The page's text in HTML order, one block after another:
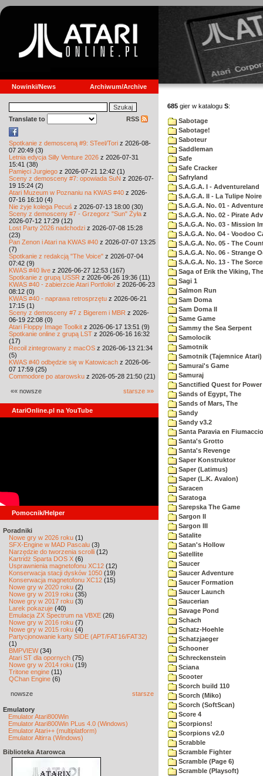
Nowinki/News Archiwum/Archive
Translate to RSS
Spotkanie z demosceną #9: STeel/Tori z 2026-08-
07 20:49 (3)
Letnia edycja Silly Venture 2026 z 2026-07-31
15:41 (38)
Pamięci Jurgiego z 2026-07-21 12:42 (1)
Sceny z demosceny #7: opowiada SuN z 2026-07-
19 15:24 (2)
Atari Muzeum w Poznaniu na KWAS #40 z 2026-
07-16 16:10 (4)
Nie żyje kolega Pecuś z 2026-07-13 18:00 (30)
Sceny z demosceny #7 - Grzegorz "Sun" Żyła z
2026-07-12 17:29 (12)
Lost Party 2026 nadchodzi z 2026-07-08 15:28
(23)
Pan Zenon i Atari na KWAS #40 z 2026-07-07 13:25
(7)
Spotkanie z redakcją "The Voice" z 2026-07-04
07:42 (9)
KWAS #40 live z 2026-06-27 12:53 (167)
Spotkanie z grupą USSR z 2026-06-26 19:36 (11)
KWAS #40 - zabierzcie Atari Portfolio! z 2026-06-23
08:12 (0)
KWAS #40 - naprawa retrosprzętu z 2026-06-21
17:15 (1)
Sceny z demosceny #7 z Bigerem i MBR z 2026-
06-19 22:08 (0)
Atari Floppy Image Toolkit z 2026-06-17 13:51 (9)
Spotkanie online z grupą LST z 2026-06-16 16:32
(17)
Recoil zintegrowany z macOS z 2026-06-13 21:34
(5)
KWAS #40 odbędzie się w Katowicach z 2026-06-
07 17:59 (25)
Commodore po atarowsku z 2026-05-28 21:50 (21)
«« nowsze starsze »»
AtariOnline.pl na YouTube
Pomocnik/Helper
Poradniki
Nowe gry w 2026 roku (1)
SFX-Engine w MAD Pascalu (3)
Narzędzie do tworzenia scrolli (12)
Kartridż Sparta DOS X (6)
Usprawnienia magnetofonu XC12 (12)
Konserwacja stacji dysków 1050 (19)
Konserwacja magnetofonu XC12 (15)
Nowe gry w 2020 roku (2)
Nowe gry w 2019 roku (35)
Nowe gry w 2017 roku (3)
Larek pokazuje (40)
Emulacja ZX Spectrum na VBXE (26)
Nowe gry w 2016 roku (7)
Nowe gry w 2015 roku (4)
Partycjonowanie karty SIDE (APT/FAT16/FAT32)
(1)
BMPVIEW(34)
Atari ST dla opornych (75)
Nowe gry w 2014 roku (19)
Tritone engine (11)
QChan Engine (6)
nowsze starsze
Emulatory
Emulator Atari800Win
Emulator Atari800Win PLus 4.0 (Windows)
Emulator Atari++ (multiplatform)
Emulator Altirra (Windows)
Biblioteka Atarowca
685 gier w katalogu S:
Sabotage
Sabotage!
Saboteur
Saddleman
Safe
Safe Cracker
Safryland
S.A.G.A. I - Adventureland
S.A.G.A. II - La Tulipe Noire
S.A.G.A. No. 01 -
S.A.G.A. No. 02 - Pirate
S.A.G.A. No. 03 - Mission
S.A.G.A. No. 04 - Voodoo
S.A.G.A. No. 05 - The
S.A.G.A. No. 06 - Strange
S.A.G.A. No. 13 - The
Saga of Erik the Viking, The
Sagi 1
Salmon Run
Sam Doma
Sam Doma II
Same Game
Sammy the Sea Serpent
Samolocik
Samotnik
Samotnik (Tajemnice Atari)
Samurai's Game
Samuraj
Sanctified Quest for Power
Sands of Egypt, The
Sands of Mars, The
Sandy
Sandy v3.2
Santa Paravia en Fiumaccio
Santa's Grotto
Santa's Revenge
Saper Konstruktor
Saper (Latimus)
Saper (L.K. Avalon)
Saracen
Saratoga
Sarepska The Game
Sargon II
Sargon III
Satalite
Satan's Hollow
Satellite
Saucer
Saucer Adventure
Saucer Formation
Saucer Launch
Saucerian
Savage Pond
Schach
Schatz-Hoehle
Schatzjaeger
Schooner
Schreckenstein
Sciana
Scooter
Scorch build 110
Scorch (Miko)
Scorch (SoftScan)
Score 4
Scorpions!
Scorpions v2.0
Scrabble
Scramble Fighter
Scramble (Page 6)
Scramble (Playsoft)